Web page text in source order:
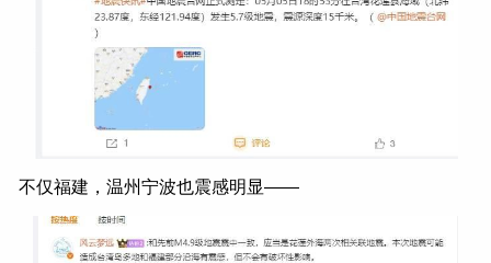
不仅福建，温州宁波也震感明显——